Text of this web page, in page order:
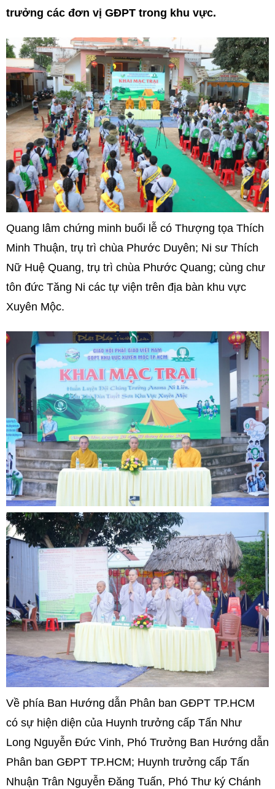
trưởng các đơn vị GĐPT trong khu vực.
Quang lâm chứng minh buổi lễ có Thượng tọa Thích
Minh Thuận, trụ trì chùa Phước Duyên; Ni sư Thích
Nữ Huệ Quang, trụ trì chùa Phước Quang; cùng chư
tôn đức Tăng Ni các tự viện trên địa bàn khu vực
Xuyên Mộc.
Về phía Ban Hướng dẫn Phân ban GĐPT TP.HCM
có sự hiện diện của Huynh trưởng cấp Tấn Như
Long Nguyễn Đức Vinh, Phó Trưởng Ban Hướng dẫn
Phân ban GĐPT TP.HCM; Huynh trưởng cấp Tấn
Nhuận Trân Nguyễn Đăng Tuấn, Phó Thư ký Chánh